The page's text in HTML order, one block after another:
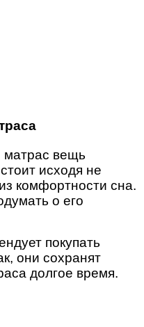
матрас вещь
исходя не
комфортности сна.
о его
покупать
они сохранят
долгое время.